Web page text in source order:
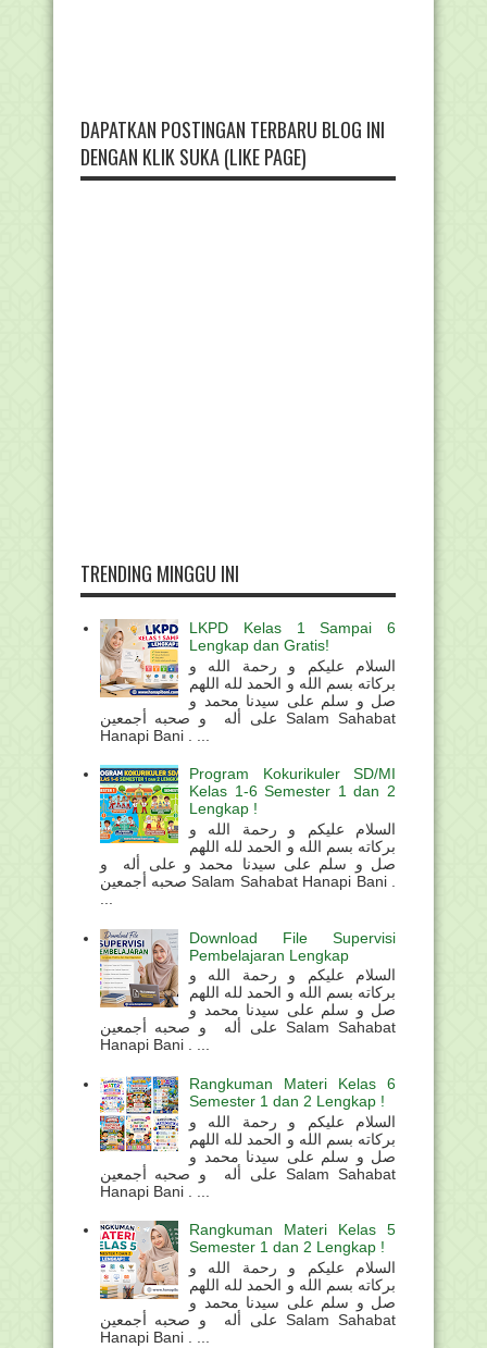
DAPATKAN POSTINGAN TERBARU BLOG INI
DENGAN KLIK SUKA (LIKE PAGE)
TRENDING MINGGU INI
LKPD Kelas 1 Sampai 6
Lengkap dan Gratis!
السلام عليكم و رحمة الله و
بركاته بسم الله و الحمد لله اللهم
صل و سلم على سيدنا محمد و
على أله و صحبه أجمعين Salam Sahabat
Hanapi Bani . ...
Program Kokurikuler SD/MI
Kelas 1-6 Semester 1 dan 2
Lengkap !
السلام عليكم و رحمة الله و
بركاته بسم الله و الحمد لله اللهم
صل و سلم على سيدنا محمد و على أله و
صحبه أجمعين Salam Sahabat Hanapi Bani .
Download File Supervisi
Pembelajaran Lengkap
السلام عليكم و رحمة الله و
بركاته بسم الله و الحمد لله اللهم
صل و سلم على سيدنا محمد و
على أله و صحبه أجمعين Salam Sahabat
Hanapi Bani . ...
Rangkuman Materi Kelas 6
Semester 1 dan 2 Lengkap !
السلام عليكم و رحمة الله و
بركاته بسم الله و الحمد لله اللهم
صل و سلم على سيدنا محمد و
على أله و صحبه أجمعين Salam Sahabat
Hanapi Bani . ...
Rangkuman Materi Kelas 5
Semester 1 dan 2 Lengkap !
السلام عليكم و رحمة الله و
بركاته بسم الله و الحمد لله اللهم
صل و سلم على سيدنا محمد و
على أله و صحبه أجمعين Salam Sahabat
Hanapi Bani . ...